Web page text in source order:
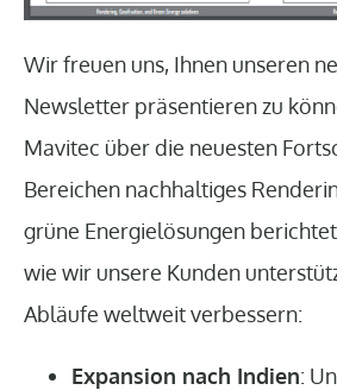
Wir freuen uns, Ihnen unseren
Newsletter präsentieren zu
Mavitec über die neuesten
Bereichen nachhaltiges
grüne Energielösungen
wie wir unsere Kunden
Abläufe weltweit verbessern:
Expansion nach Indien: